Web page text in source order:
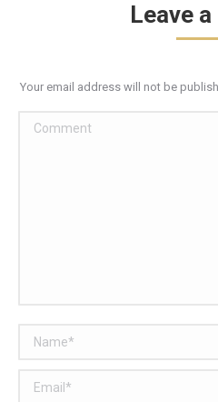
Leave
Your email address will not be
Comment
Name *
Email *